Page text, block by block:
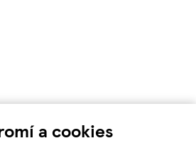
a cookies